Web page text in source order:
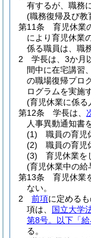
有するが、職務
(職務復帰及び教
第11条
育児休業
により育児休業
係る職員は、職
2
学長は、3か月
間中に在宅講習
の職場復帰プロ
ログラムを実施
(育児休業に係る
第12条
学長は、
人事異動通知書
(1)
職員の育児
(2)
職員の育児
(3)
育児休業を
(育児休業中の給
第13条
育児休業
ない。
2
前項に定める
項は、 国立大学
第8号。以下「
る。